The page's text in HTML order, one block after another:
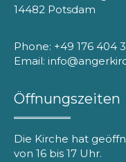
14482 Potsdam
Phone: +49 176 404
Email:
Öffnungszeiten
Die Kirche hat
von 16 bis 17 Uhr.